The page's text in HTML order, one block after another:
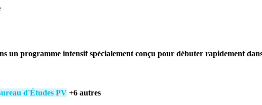
un programme intensif spécialement conçu pour débuter rapidement
d'Études PV +6 autres